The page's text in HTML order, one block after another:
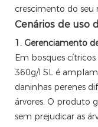
crescimento do seu
Cenários de uso
1. Gerenciamento
Em bosques
360g/l SL é
daninhas perenes
árvores. O produto
sem prejudicar as